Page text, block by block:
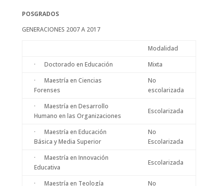
POSGRADOS
GENERACIONES 2007 A 2017
Modalidad
· Doctorado en Educación
Mixta
· Maestría en Ciencias
Forenses
No
escolarizada
· Maestría en Desarrollo
Humano en las Organizaciones
Escolarizada
· Maestría en Educación
Básica y Media Superior
No
Escolarizada
· Maestría en Innovación
Educativa
Escolarizada
· Maestría en Teología No